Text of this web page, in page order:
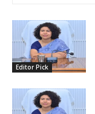
Editor Pick